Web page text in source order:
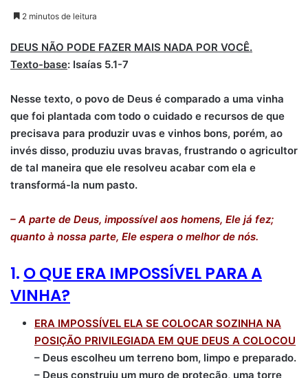
mail
2 minutos de leitura
DEUS NÃO PODE FAZER MAIS NADA POR VOCÊ.
Texto-base: Isaías 5.1-7
Nesse texto, o povo de Deus é comparado a uma vinha
que foi plantada com todo o cuidado e recursos de que
precisava para produzir uvas e vinhos bons, porém, ao
invés disso, produziu uvas bravas, frustrando o agricultor
de tal maneira que ele resolveu acabar com ela e
transformá-la num pasto.
– A parte de Deus, impossível aos homens, Ele já fez;
quanto à nossa parte, Ele espera o melhor de nós.
1. O QUE ERA IMPOSSÍVEL PARA A
VINHA?
ERA IMPOSSÍVEL ELA SE COLOCAR SOZINHA NA
POSIÇÃO PRIVILEGIADA EM QUE DEUS A COLOCOU
– Deus escolheu um terreno bom, limpo e preparado.
– Deus construiu um muro de proteção, uma torre